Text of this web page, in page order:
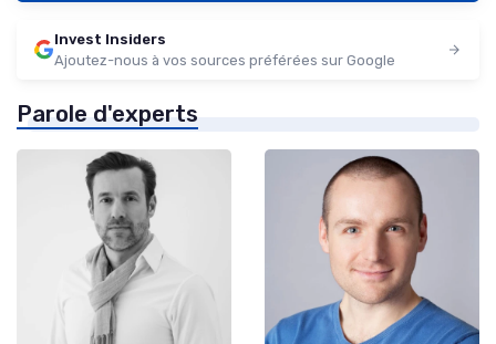
Invest Insiders
Ajoutez-nous à vos sources préférées sur Google
Parole d'experts